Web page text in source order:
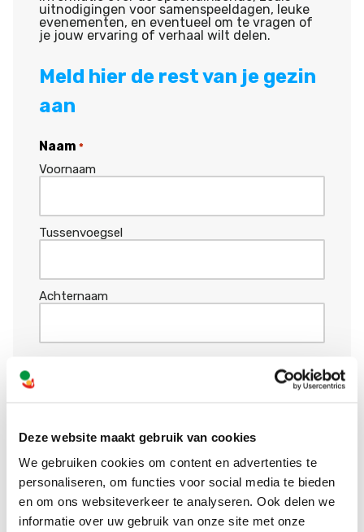
Deze website maakt gebruik van cookies
We gebruiken cookies om content en advertenties te
personaliseren, om functies voor social media te bieden
en om ons websiteverkeer te analyseren. Ook delen we
informatie over uw gebruik van onze site met onze
uitnodigingen voor samenspeeldagen, leuke
evenementen, en eventueel om te vragen of
je jouw ervaring of verhaal wilt delen.
Meld hier de rest van je gezin
aan
Naam *
Voornaam
Tussenvoegsel
Achternaam
Geslacht